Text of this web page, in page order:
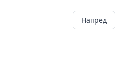
Напред